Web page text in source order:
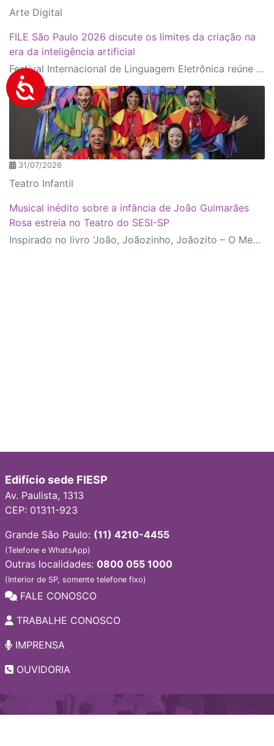
Arte Digital
FILE São Paulo 2026 discute os limites da criação na
era da inteligência artificial
Festival Internacional de Linguagem Eletrônica reúne cerca de 150 obras de artistas de diversos países e convida o público a refletir sobre as novas relações entre arte, tecnologia e inteligência artificial
31/07/2026
Teatro Infantil
Musical inédito sobre a infância de João Guimarães
Rosa estreia no Teatro do SESI-SP
Inspirado no livro ‘João, Joãozinho, Joãozito – O Menino Encantado’, de Claudio Fragata, com direção e dramaturgia de Márcio Araújo, espetáculo acompanha os primeiros anos de vida do escritor mineiro e transforma sua infância em uma celebração da imaginação, da leitura e da cultura popular brasileira
Edifício sede FIESP
Av. Paulista, 1313
CEP: 01311-923
Grande São Paulo: (11) 4210-4455
(Telefone e WhatsApp)
Outras localidades: 0800 055 1000
(Interior de SP, somente telefone fixo)
FALE CONOSCO
TRABALHE CONOSCO
IMPRENSA
OUVIDORIA
INSTITUCIONAL